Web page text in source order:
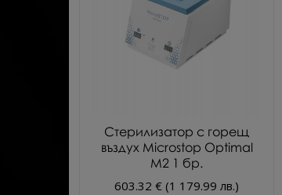
Стерилизатор с горещ
въздух Microstop Optimal
М2 1 бр.
603.32 € (1 179.99 лв.)